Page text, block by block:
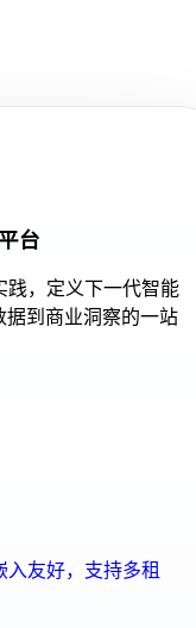
台
，定义下一代智能
到商业洞察的一站
友好，支持多租